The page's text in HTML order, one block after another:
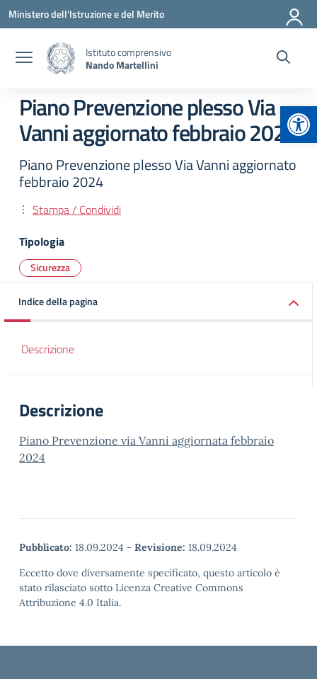
Vai ai contenuti
Vai al menu di navigazione
Vai al footer
Ministero dell'Istruzione e del Merito
Istituto comprensivo
Nando Martellini
Piano Prevenzione plesso Via
Vanni aggiornato febbraio 2024
Piano Prevenzione plesso Via Vanni aggiornato
febbraio 2024
Stampa / Condividi
Tipologia
Sicurezza
Indice della pagina
Descrizione
Descrizione
Piano Prevenzione via Vanni aggiornata febbraio
2024
Pubblicato: 18.09.2024 - Revisione: 18.09.2024
Eccetto dove diversamente specificato, questo articolo è
stato rilasciato sotto Licenza Creative Commons
Attribuzione 4.0 Italia.